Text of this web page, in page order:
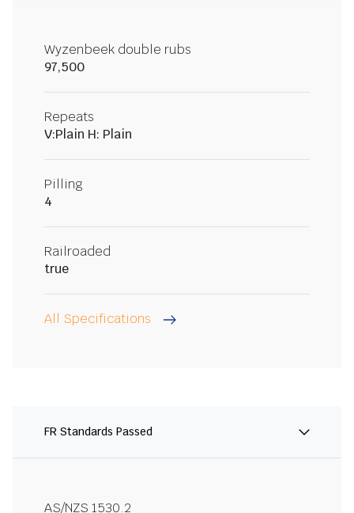
Wyzenbeek double rubs
97,500
Repeats
V:Plain H: Plain
Pilling
4
Railroaded
true
All Specifications
FR Standards Passed
AS/NZS 1530.2